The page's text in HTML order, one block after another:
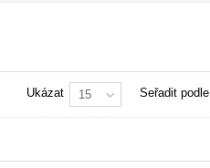
Seřadit podle
Ukázat 15